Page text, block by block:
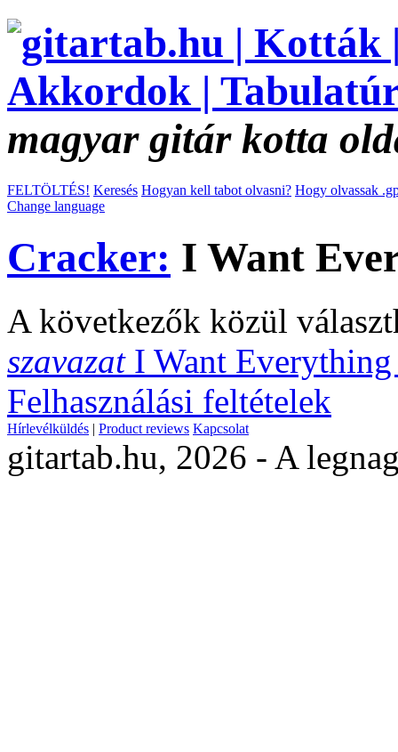
magyar gitár kotta
FELTÖLTÉS! Keresés Hogyan kell tabot olvasni? Hogy olvassak
Change language
Cracker: I Want
A következők közül
szavazat I Want
Felhasználási feltételek
Hírlevélküldés | Product reviews Kapcsolat
gitartab.hu, 2026 - A